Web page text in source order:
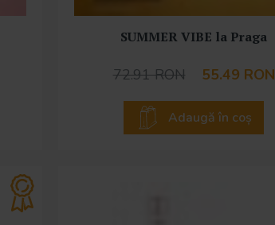
SUMMER VIBE la Praga
72.91 RON 55.49 RON
Adaugă în coș